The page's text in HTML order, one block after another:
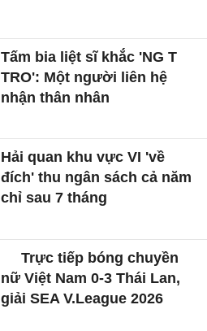
Tấm bia liệt sĩ khắc 'NG T
TRO': Một người liên hệ
nhận thân nhân
Hải quan khu vực VI 'về
đích' thu ngân sách cả năm
chỉ sau 7 tháng
Trực tiếp bóng chuyền
nữ Việt Nam 0-3 Thái Lan,
giải SEA V.League 2026